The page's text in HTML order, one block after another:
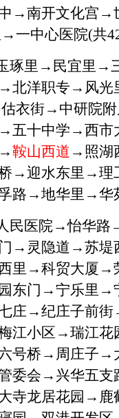
→南开文化宫→
一中心医院(共
琢里→民宜里→
北洋职专→风
衣街→中研院
五十中学→西
鞍山西道 →照湖
→迎水东里→
路→地华里→华
民医院→怡华路
→灵隐道→苏
里→科贸大厦→
东门→宁乐里
庄→纪庄子前
江小区→瑞江花
号桥→周庄子→
委会→兴华五支
寺龙居花园→鹿